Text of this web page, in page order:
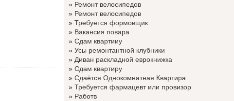
» Ремонт велосипедов
» Ремонт велосипедов
» Требуется формовщик
» Вакансия повара
» Сдам квартииу
» Усы ремонтантной клубники
» Диван раскладной еврокнижка
» Сдам квартиру
» Сдаётся Однокомнатная Квартира
» Требуется фармацевт или провизор
» Работв